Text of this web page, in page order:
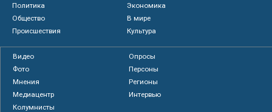
Политика
Экономика
Общество
В мире
Происшествия
Культура
Видео
Опросы
Фото
Персоны
Мнения
Регионы
Медиацентр
Интервью
Колумнисты